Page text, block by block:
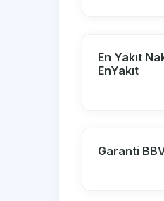
En Yakıt
EnYakıt
Garanti